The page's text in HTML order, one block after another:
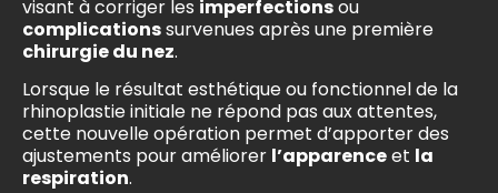
visant à corriger les imperfectionsou
complicationssurvenues après une première
chirurgie du nez.
Lorsque le résultat esthétique ou fonctionnel de la
rhinoplastie initiale ne répond pas aux attentes,
cette nouvelle opération permet d’apporter des
ajustements pour améliorer l’apparenceet la
respiration.